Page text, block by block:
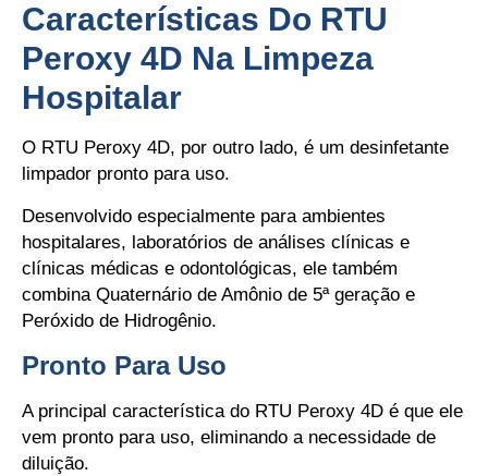
Características Do RTU
Peroxy 4D Na Limpeza
Hospitalar
O RTU Peroxy 4D, por outro lado, é um desinfetante
limpador pronto para uso.
Desenvolvido especialmente para ambientes
hospitalares, laboratórios de análises clínicas e
clínicas médicas e odontológicas, ele também
combina Quaternário de Amônio de 5ª geração e
Peróxido de Hidrogênio.
Pronto Para Uso
A principal característica do RTU Peroxy 4D é que ele
vem pronto para uso, eliminando a necessidade de
diluição.